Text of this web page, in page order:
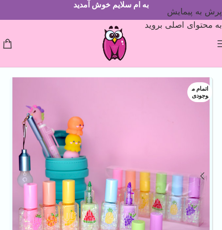
پرش به پیمایش
به محتوای اصلی بروید
به ام سلایم خوش آمدید
اتمام م
وجودی